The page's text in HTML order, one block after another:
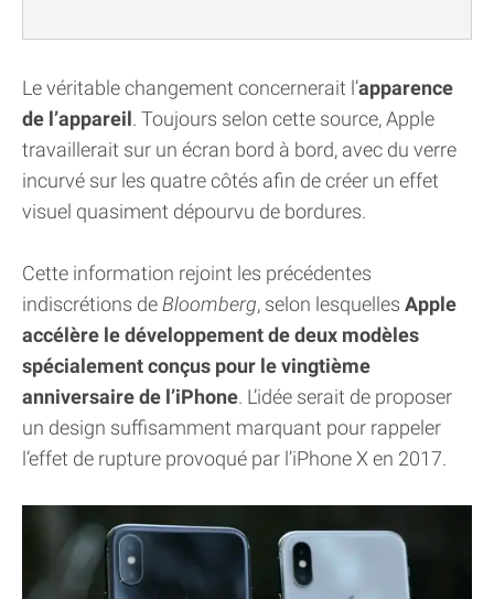
Le véritable changement concernerait l’apparence
de l’appareil. Toujours selon cette source, Apple
travaillerait sur un écran bord à bord, avec du verre
incurvé sur les quatre côtés afin de créer un effet
visuel quasiment dépourvu de bordures.
Cette information rejoint les précédentes
indiscrétions deBloomberg, selon lesquelles Apple
accélère le développement de deux modèles
spécialement conçus pour le vingtième
anniversaire de l’iPhone. L’idée serait de proposer
un design suffisamment marquant pour rappeler
l’effet de rupture provoqué par l’iPhone X en 2017.